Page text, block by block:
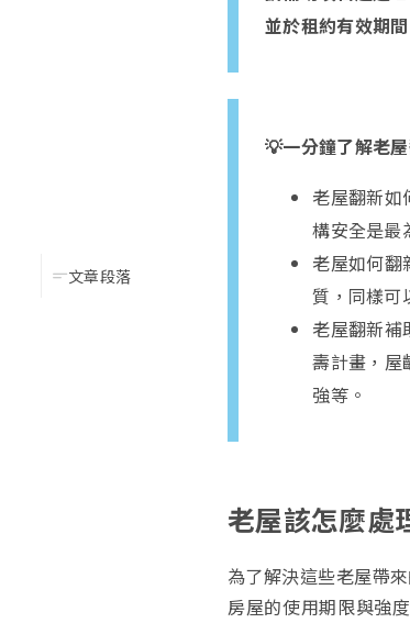
文章段落
並於租約有效期
💡一分鐘了解老屋
老屋翻新如
構安全是最
老屋如何翻
質，同樣可
老屋翻新補
壽計畫，屋
強等。
老屋該怎麼處
為了解決這些老屋帶
房屋的使用期限與強